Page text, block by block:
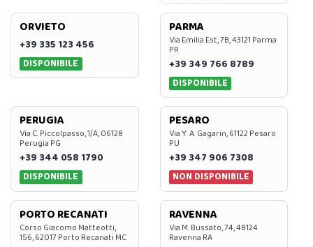
ORVIETO
+39 335 123 456
DISPONIBILE
PARMA
Via Emilia Est, 7B, 43121 Parma
PR
+39 349 766 8789
DISPONIBILE
PERUGIA
Via C. Piccolpasso, 1/A, 06128
Perugia PG
+39 344 058 1790
DISPONIBILE
PESARO
Via Y. A. Gagarin, 61122 Pesaro
PU
+39 347 906 7308
NON DISPONIBILE
PORTO RECANATI
Corso Giacomo Matteotti,
156, 62017 Porto Recanati MC
RAVENNA
Via M. Bussato, 74, 48124
Ravenna RA